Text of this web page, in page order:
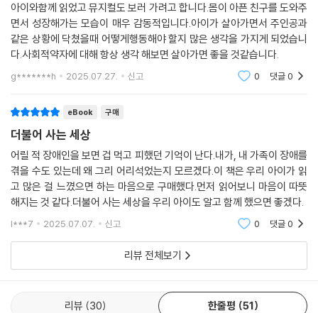
아이와함께 읽었고 뮤지컬도 보러 가려고 합니다.몸이 아픈 친구를 도와주
면서 성장해가는 모습이 매우 감동적입니다.아이가 살아가면서 주인공과
같은 상황에 닥쳤을때 어떻게행동해야 할지 많은 생각을 가지게 되었습니
다.사회적약자에 대해 항상 생각 해보면 살아가면 좋을 것같습니다.
g*******h 2025.07.27. 신고 0 댓글0
eBook 구매
더불어 사는 세상
어릴 적 장애인을 보면 겁 먹고 피했던 기억이 난다.내가, 내 가족이 장애를
겪을 수도 있는데 왜 그리 어리석었는지 모르겠다.이 책은 우리 아이가 읽
고 많은 걸 느꼈으면 하는 마음으로 구매했다.먼저 읽어보니 마음이 따뜻
해지는 것 같다.더불어 사는 세상을 우리 아이도 알고 함께 했으면 좋겠다.
l***7 2025.07.07. 신고 0 댓글0
리뷰 전체보기
리뷰 30 한줄평 51